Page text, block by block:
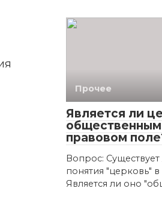
Прочее
Является ли
правовом
Вопрос:
понятия "церковь"
Является ли оно